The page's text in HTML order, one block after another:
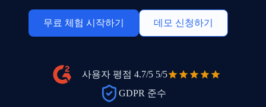
무료 체험 시작하기 데모 신청하기
사용자 평점 4.7/5 5/5
GDPR 준수